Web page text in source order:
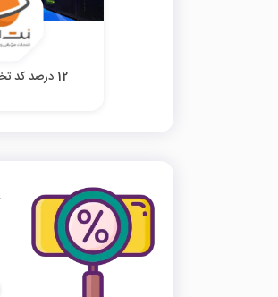
12 درصد کد تخفیف نت افراز